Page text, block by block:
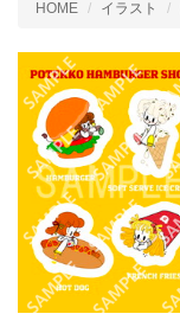
HOME イラスト